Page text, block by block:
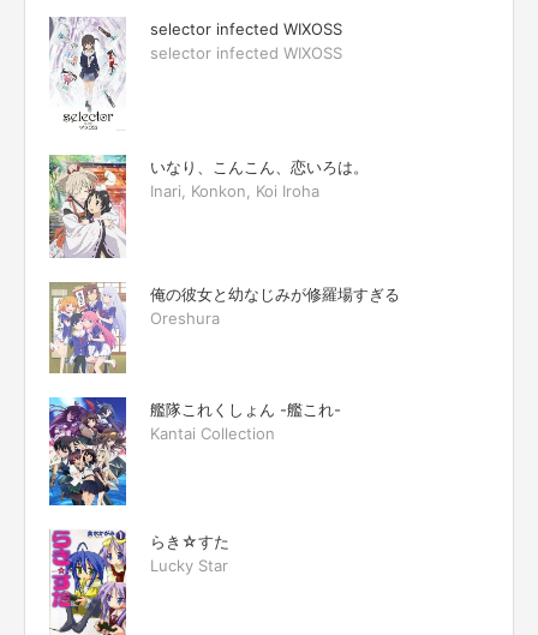
selector infected WIXOSS
selector infected WIXOSS
いなり、こんこん、恋いろは。
Inari, Konkon, Koi Iroha
俺の彼女と幼なじみが修羅場すぎる
Oreshura
艦隊これくしょん -艦これ-
Kantai Collection
らき☆すた
Lucky Star